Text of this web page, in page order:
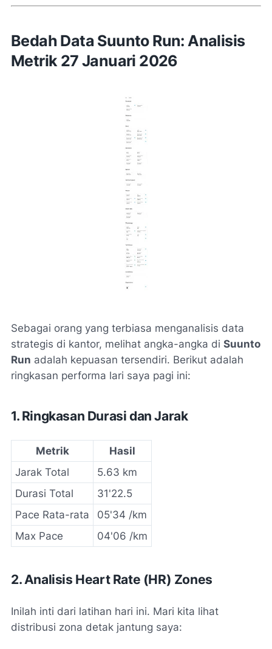
Bedah Data Suunto Run: Analisis
Metrik 27 Januari 2026
Sebagai orang yang terbiasa menganalisis data
strategis di kantor, melihat angka-angka di Suunto
Run adalah kepuasan tersendiri. Berikut adalah
ringkasan performa lari saya pagi ini:
1. Ringkasan Durasi dan Jarak
Metrik
Hasil
Jarak Total
5.63 km
Durasi Total
31'22.5
Pace Rata-rata
05'34 /km
Max Pace
04'06 /km
2. Analisis Heart Rate (HR) Zones
Inilah inti dari latihan hari ini. Mari kita lihat
distribusi zona detak jantung saya: